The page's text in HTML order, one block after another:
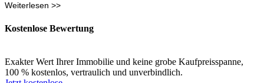
Weiterlesen >>
Kostenlose Bewertung
Exakter Wert Ihrer Immobilie und keine grobe Kaufpreisspanne,
100 % kostenlos, vertraulich und unverbindlich.